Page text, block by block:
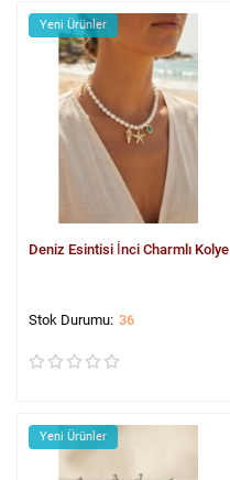
Yeni Ürünler
Deniz Esintisi İnci Charmlı Kolye
36
Yeni Ürünler